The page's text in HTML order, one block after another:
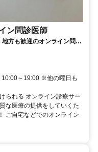
ン問診医師
方も歓迎のオンライン問診
10:00～19:00 ※他の曜日も
られる オンライン診療サー
な医療の提供をしていくた
ご自宅などでのオンライン